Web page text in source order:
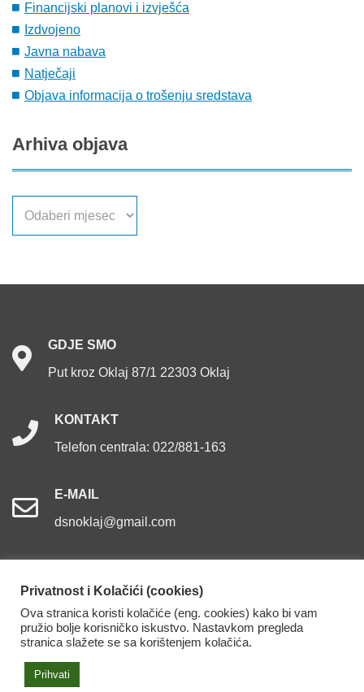
Financijski planovi i izvješća
Izdvojeno
Javna nabava
Natječaji
Objava informacija o trošenju sredstava
Arhiva objava
GDJE SMO
Put kroz Oklaj 87/1 22303 Oklaj
KONTAKT
Telefon centrala: 022/881-163
E-MAIL
dsnoklaj@gmail.com
Dom za starije osobe Oklaj. Sva prava pridržana.
Izjava o pristupačnosti
Privatnost i Kolačići (cookies)
Ova stranica koristi kolačiće (eng. cookies) kako bi vam
pružio bolje korisničko iskustvo. Nastavkom pregleda
stranica slažete se sa korištenjem kolačića.
Prihvati